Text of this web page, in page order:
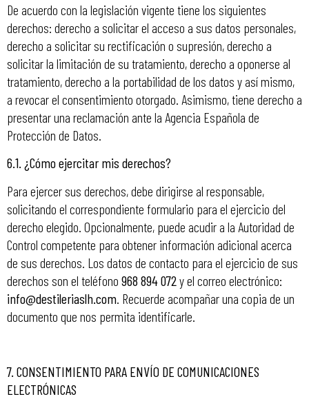
De acuerdo con la legislación vigente tiene los siguientes
derechos: derecho a solicitar el acceso a sus datos personales,
derecho a solicitar su rectificación o supresión, derecho a
solicitar la limitación de su tratamiento, derecho a oponerse al
tratamiento, derecho a la portabilidad de los datos y así mismo,
a revocar el consentimiento otorgado. Asimismo, tiene derecho a
presentar una reclamación ante la Agencia Española de
Protección de Datos.
6.1. ¿Cómo ejercitar mis derechos?
Para ejercer sus derechos, debe dirigirse al responsable,
solicitando el correspondiente formulario para el ejercicio del
derecho elegido. Opcionalmente, puede acudir a la Autoridad de
Control competente para obtener información adicional acerca
de sus derechos. Los datos de contacto para el ejercicio de sus
derechos son el teléfono 968 894 072 y el correo electrónico:
info@destileriaslh.com . Recuerde acompañar una copia de un
documento que nos permita identificarle.
7. CONSENTIMIENTO PARA ENVÍO DE COMUNICACIONES
ELECTRÓNICAS